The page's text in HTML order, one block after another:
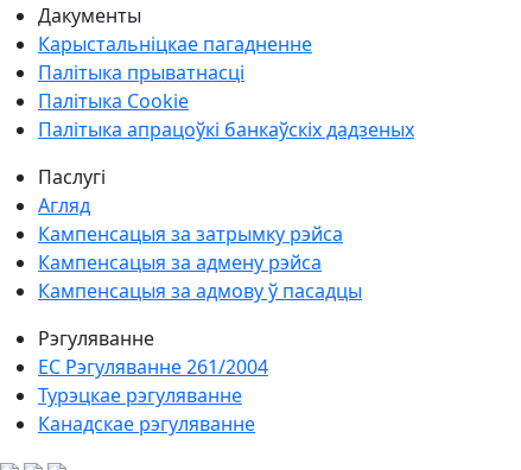
Дакументы
Карыстальніцкае пагадненне
Палітыка прыватнасці
Палітыка Cookie
Палітыка апрацоўкі банкаўскіх дадзеных
Паслугі
Агляд
Кампенсацыя за затрымку рэйса
Кампенсацыя за адмену рэйса
Кампенсацыя за адмову ў пасадцы
Рэгуляванне
ЕС Рэгуляванне 261/2004
Турэцкае рэгуляванне
Канадскае рэгуляванне